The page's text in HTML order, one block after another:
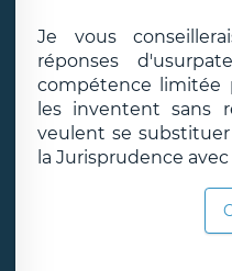
Je vous
réponses
compétence limitée
les inventent sans
veulent se
la Jurisprudence